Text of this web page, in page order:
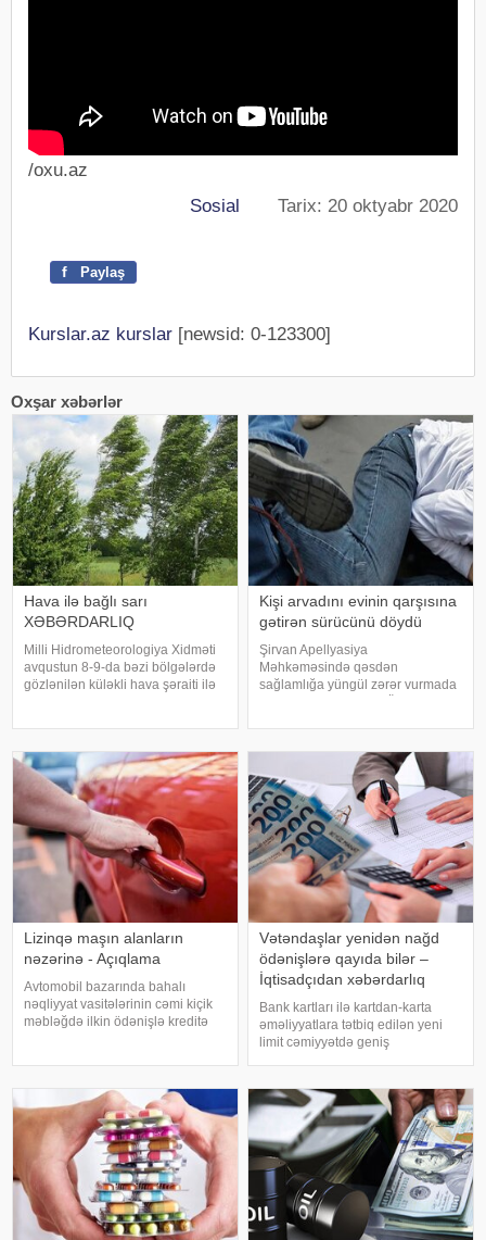
/oxu.az
Sosial Tarix: 20 oktyabr 2020
f Paylaş
Kurslar.az kurslar [newsid: 0-123300]
Oxşar xəbərlər
Hava ilə bağlı sarı
XƏBƏRDARLIQ
Milli Hidrometeorologiya Xidməti
avqustun 8-9-da bəzi bölgələrdə
gözlənilən küləkli hava şəraiti ilə
Goranboy, Naftalan, Daşkəsən
Kişi arvadını evinin qarşısına
gətirən sürücünü döydü
Şirvan Apellyasiya
Məhkəməsində qəsdən
sağlamlığa yüngül zərər vurmada
şikayəti üzrə məhkəmə prosesi
başa çatıb. -a istinadə
Lizinqə maşın alanların
nəzərinə - Açıqlama
Avtomobil bazarında bahalı
nəqliyyat vasitələrinin cəmi kiçik
məbləğdə ilkin ödənişlə kreditə
şərtləri və ümumi kredit yükü il
Vətəndaşlar yenidən nağd
ödənişlərə qayıda bilər –
İqtisadçıdan xəbərdarlıq
Bank kartları ilə kartdan-karta
əməliyyatlara tətbiq edilən yeni
limit cəmiyyətdə geniş
qaydalara əsasən, vətəndaşlar
gün ərzində maksimum 5 mədaxil
və 5 köçürmə əməliyyat